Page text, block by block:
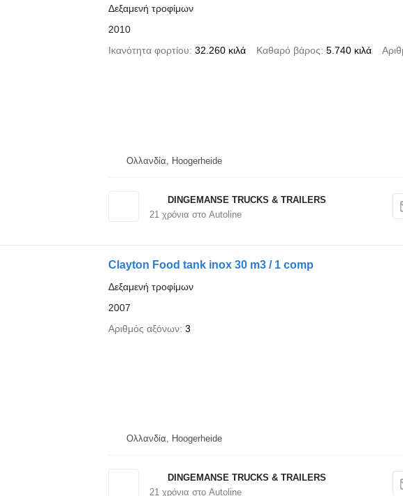
Δεξαμενή τροφίμων
2010
Ικανότητα φορτίου 32.260 κιλά Καθαρό βάρος 5.740 κιλά
Ολλανδία, Hoogerheide
DINGEMANSE TRUCKS & TRAILERS
21 χρόνια στο Autoline
Clayton Food tank inox 30 m3 / 1 comp
Δεξαμενή τροφίμων
2007
Αριθμός αξόνων 3
Ολλανδία, Hoogerheide
DINGEMANSE TRUCKS & TRAILERS
21χρόνια στο Autoline